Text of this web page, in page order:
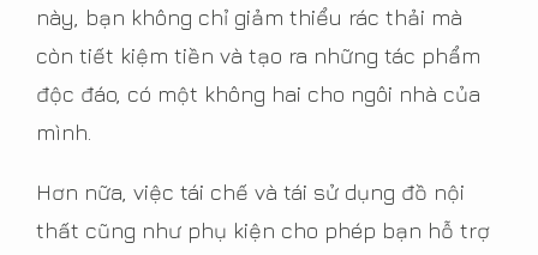
này, bạn không chỉ giảm thiểu rác thải mà
còn tiết kiệm tiền và tạo ra những tác phẩm
độc đáo, có một không hai cho ngôi nhà của
mình.
Hơn nữa, việc tái chế và tái sử dụng đồ nội
thất cũng như phụ kiện cho phép bạn hỗ trợ